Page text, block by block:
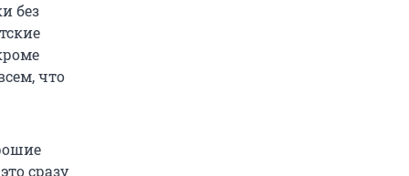
без
что
сразу